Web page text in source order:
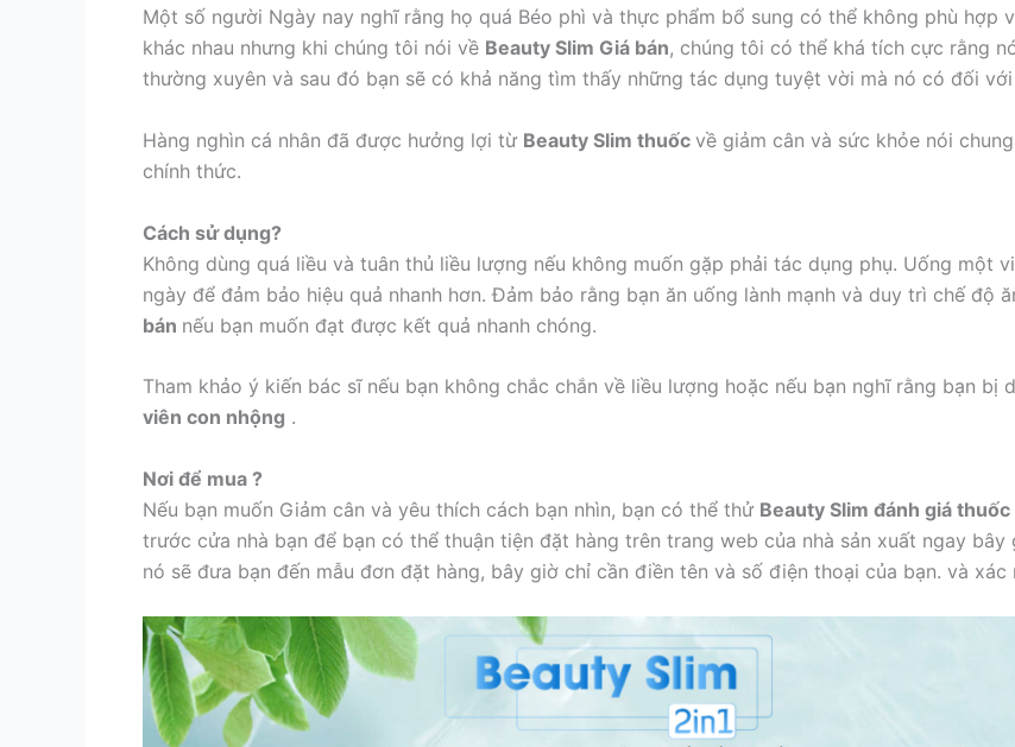
Một số người Ngày nay nghĩ rằng họ quá Béo phì và thực phẩm bổ sung có thể không phù hợp
khác nhau nhưng khi chúng tôi nói về Beauty Slim Giá bán, chúng tôi có thể khá tích cực rằng
thường xuyên và sau đó bạn sẽ có khả năng tìm thấy những tác dụng tuyệt vời mà nó có đối
Hàng nghìn cá nhân đã được hưởng lợi từ Beauty Slim thuốc về giảm cân và sức khỏe nói
chính thức.
Cách sử dụng?
Không dùng quá liều và tuân thủ liều lượng nếu không muốn gặp phải tác dụng phụ. Uống một
ngày để đảm bảo hiệu quả nhanh hơn. Đảm bảo rằng bạn ăn uống lành mạnh và duy trì chế độ
bán nếu bạn muốn đạt được kết quả nhanh chóng.
Tham khảo ý kiến ​​bác sĩ nếu bạn không chắc chắn về liều lượng hoặc nếu bạn nghĩ rằng bạn bị
viên con nhộng .
Nơi để mua ?
Nếu bạn muốn Giảm cân và yêu thích cách bạn nhìn, bạn có thể thử Beauty Slim đánh giá thuốc
trước cửa nhà bạn để bạn có thể thuận tiện đặt hàng trên trang web của nhà sản xuất ngay
nó sẽ đưa bạn đến mẫu đơn đặt hàng, bây giờ chỉ cần điền tên và số điện thoại của bạn. và